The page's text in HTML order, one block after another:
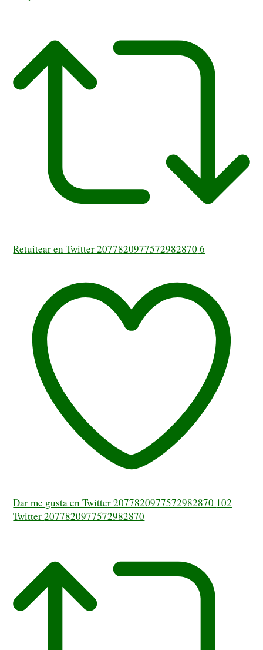
Retuitear en Twitter 2077820977572982870 6
Dar me gusta en Twitter 2077820977572982870 102
Twitter2077820977572982870